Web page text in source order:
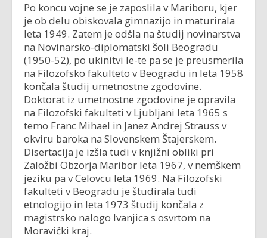
Po koncu vojne se je zaposlila v Mariboru, kjer
je ob delu obiskovala gimnazijo in maturirala
leta 1949. Zatem je odšla na študij novinarstva
na Novinarsko-diplomatski šoli Beogradu
(1950-52), po ukinitvi le-te pa se je preusmerila
na Filozofsko fakulteto v Beogradu in leta 1958
končala študij umetnostne zgodovine.
Doktorat iz umetnostne zgodovine je opravila
na Filozofski fakulteti v Ljubljani leta 1965 s
temo Franc Mihael in Janez Andrej Strauss v
okviru baroka na Slovenskem Štajerskem.
Disertacija je izšla tudi v knjižni obliki pri
Založbi Obzorja Maribor leta 1967, v nemškem
jeziku pa v Celovcu leta 1969. Na Filozofski
fakulteti v Beogradu je študirala tudi
etnologijo in leta 1973 študij končala z
magistrsko nalogo Ivanjica s osvrtom na
Moravički kraj.